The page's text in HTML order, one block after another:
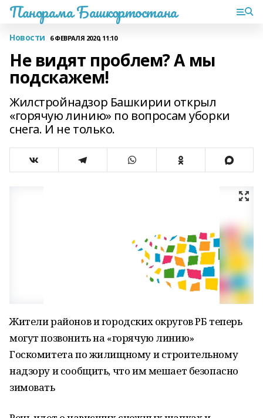
Панорама Башкортостана
Новости 6 ФЕВРАЛЯ 2020, 11:10
Не видят проблем? А мы
подскажем!
Жилстройнадзор Башкирии открыл
«горячую линию» по вопросам уборки
снега. И не только.
Жители районов и городских округов РБ теперь
могут позвонить на «горячую линию»
Госкомитета по жилищному и строительному
надзору и сообщить, что им мешает безопасно
зимовать